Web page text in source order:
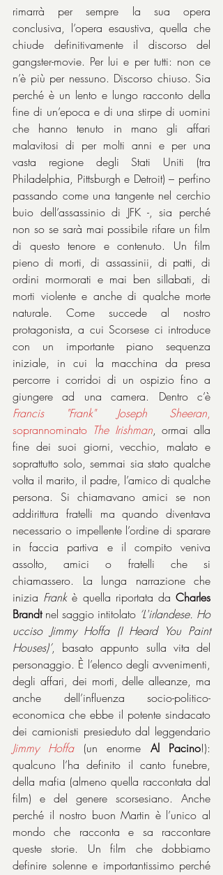
rimarrà per sempre la sua opera
conclusiva, l’opera esaustiva, quella che
chiude definitivamente il discorso del
gangster-movie. Per lui e per tutti: non ce
n’è più per nessuno. Discorso chiuso. Sia
perché è un lento e lungo racconto della
fine di un’epoca e di una stirpe di uomini
che hanno tenuto in mano gli affari
malavitosi di per molti anni e per una
vasta regione degli Stati Uniti (tra
Philadelphia, Pittsburgh e Detroit) – perfino
passando come una tangente nel cerchio
buio dell’assassinio di JFK -, sia perché
non so se sarà mai possibile rifare un film
di questo tenore e contenuto. Un film
pieno di morti, di assassinii, di patti, di
ordini mormorati e mai ben sillabati, di
morti violente e anche di qualche morte
naturale. Come succede al nostro
protagonista, a cui Scorsese ci introduce
con un importante piano sequenza
iniziale, in cui la macchina da presa
percorre i corridoi di un ospizio fino a
Francis "Frank" Joseph Sheeran,
soprannominato The Irishman, ormai alla
fine dei suoi giorni, vecchio, malato e
soprattutto solo, semmai sia stato qualche
volta il marito, il padre, l’amico di qualche
persona. Si chiamavano amici se non
addirittura fratelli ma quando diventava
necessario o impellente l’ordine di sparare
in faccia partiva e il compito veniva
assolto, amici o fratelli che si
chiamassero. La lunga narrazione che
inizia Frank è quella riportata da Charles
Brandt nel saggio intitolato ‘L'irlandese. Ho
ucciso Jimmy Hoffa (I Heard You Paint
Houses)’, basato appunto sulla vita del
personaggio. È l’elenco degli avvenimenti,
degli affari, dei morti, delle alleanze, ma
anche dell’influenza socio-politico-
economica che ebbe il potente sindacato
Jimmy Hoffa (un enorme Al Pacino!):
qualcuno l’ha definito il canto funebre,
della mafia (almeno quella raccontata dal
film) e del genere scorsesiano. Anche
perché il nostro buon Martin è l’unico al
mondo che racconta e sa raccontare
queste storie. Un film che dobbiamo
definire solenne e importantissimo perché